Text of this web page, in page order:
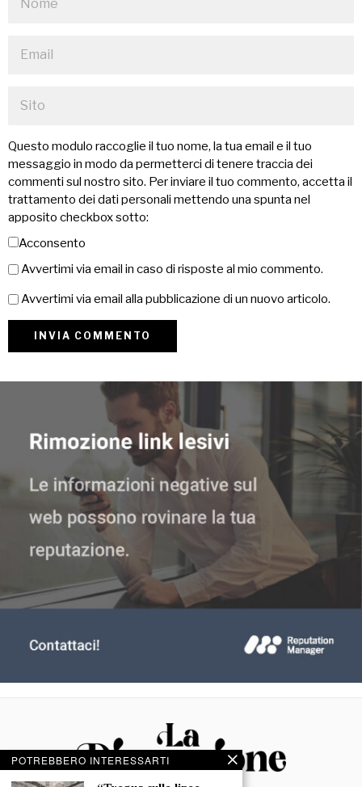
Questo modulo raccoglie il tuo nome, la tua email e il tuo
messaggio in modo da permetterci di tenere traccia dei
commenti sul nostro sito. Per inviare il tuo commento, accetta il
trattamento dei dati personali mettendo una spunta nel
apposito checkbox sotto:
Acconsento
Avvertimi via email in caso di risposte al mio commento.
Avvertimi via email alla pubblicazione di un nuovo articolo.
POTREBBERO INTERESSARTI